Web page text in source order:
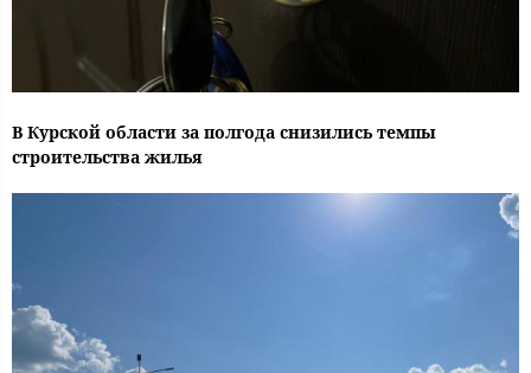
В Курской области за полгода снизились темпы
строительства жилья